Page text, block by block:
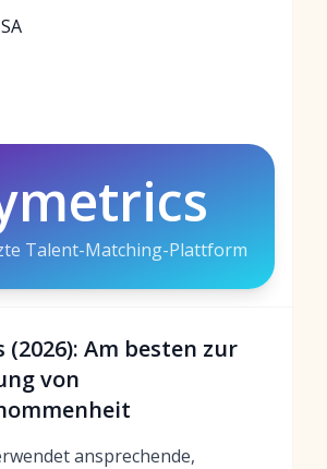
Talent-Matching-Plattform
(2026): Am besten zur
von
ansprechende,